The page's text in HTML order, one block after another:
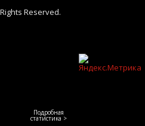
Reserved.
Подробная
статистика >